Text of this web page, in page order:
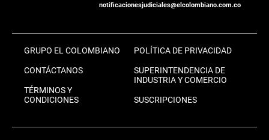
notificacionesjudiciales@elcolombiano.com.co
GRUPO EL COLOMBIANO
CONTÁCTANOS
TÉRMINOS Y
CONDICIONES
POLÍTICA DE PRIVACIDAD
SUPERINTENDENCIA DE
INDUSTRIA Y COMERCIO
SUSCRIPCIONES